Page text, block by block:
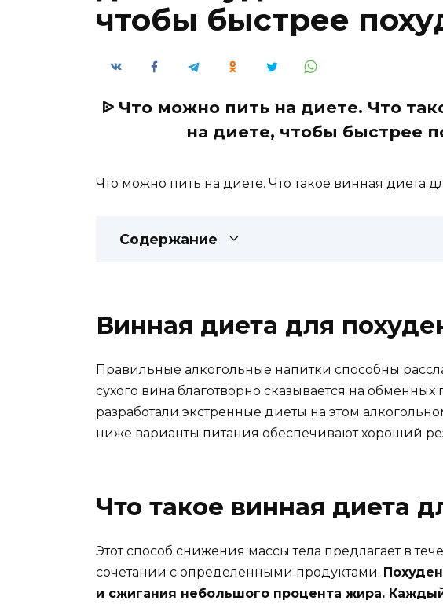
чтобы быстрее
ᐉ Что можно пить на диете. Что
на диете, чтобы быстрее
Что можно пить на диете. Что такое винная диета
Содержание
Винная диета для
Правильные алкогольные напитки способны
сухого вина благотворно сказывается на
разработали экстренные диеты на этом
ниже варианты питания обеспечивают хороший
Что такое винная диета
Этот способ снижения массы тела предлагает в
сочетании с определенными продуктами.
и сжигания небольшого процента жира.